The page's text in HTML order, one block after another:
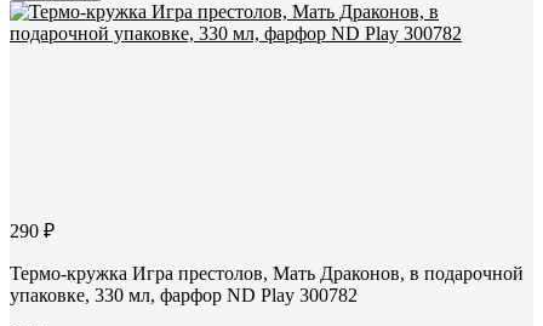
290 ₽
Термо-кружка Игра престолов, Мать Драконов, в подарочной
упаковке, 330 мл, фарфор ND Play 300782